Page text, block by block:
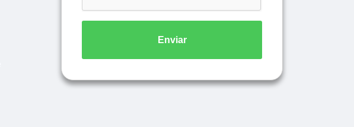
Enviar